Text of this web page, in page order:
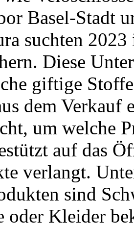
Basel-Stadt
suchten
Diese
giftige
dem
um welche
auf das
verlangt.
sind
oder Kleider